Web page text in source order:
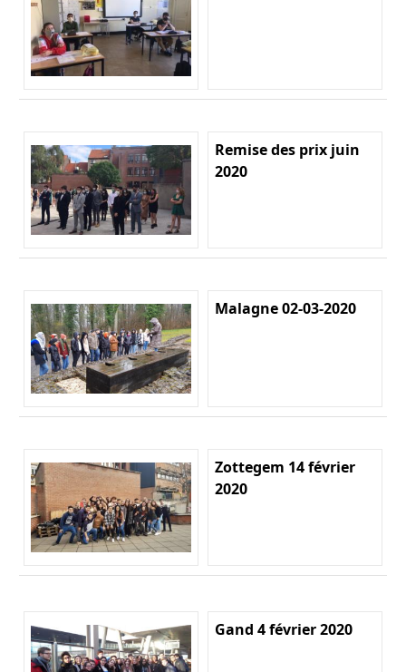
Remise des prix juin
2020
Malagne 02-03-2020
Zottegem 14 février
2020
Gand 4 février 2020